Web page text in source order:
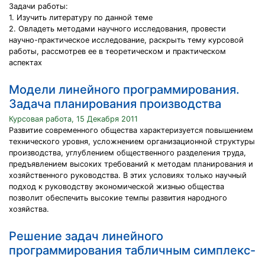
Задачи работы:
1. Изучить литературу по данной теме
2. Овладеть методами научного исследования, провести
научно-практическое исследование, раскрыть тему курсовой
работы, рассмотрев ее в теоретическом и практическом
аспектах
Модели линейного программирования.
Задача планирования производства
Курсовая работа, 15 Декабря 2011
Развитие современного общества характеризуется повышением
технического уровня, усложнением организационной структуры
производства, углублением общественного разделения труда,
предъявлением высоких требований к методам планирования и
хозяйственного руководства. В этих условиях только научный
подход к руководству экономической жизнью общества
позволит обеспечить высокие темпы развития народного
хозяйства.
Решение задач линейного
программирования табличным симплекс-